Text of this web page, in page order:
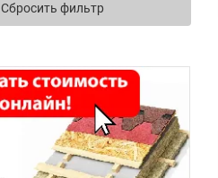
Сбросить фильтр